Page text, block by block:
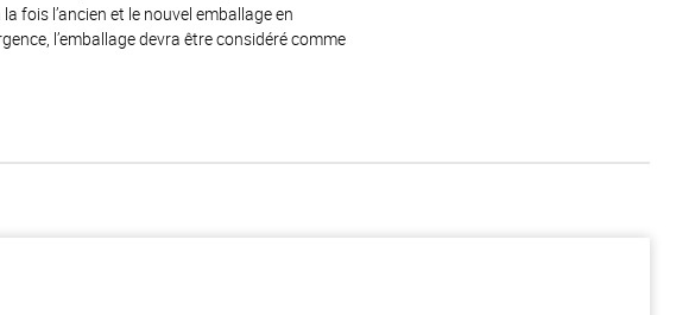
fois l’ancien et le nouvel emballage en
l’emballage devra être considéré comme